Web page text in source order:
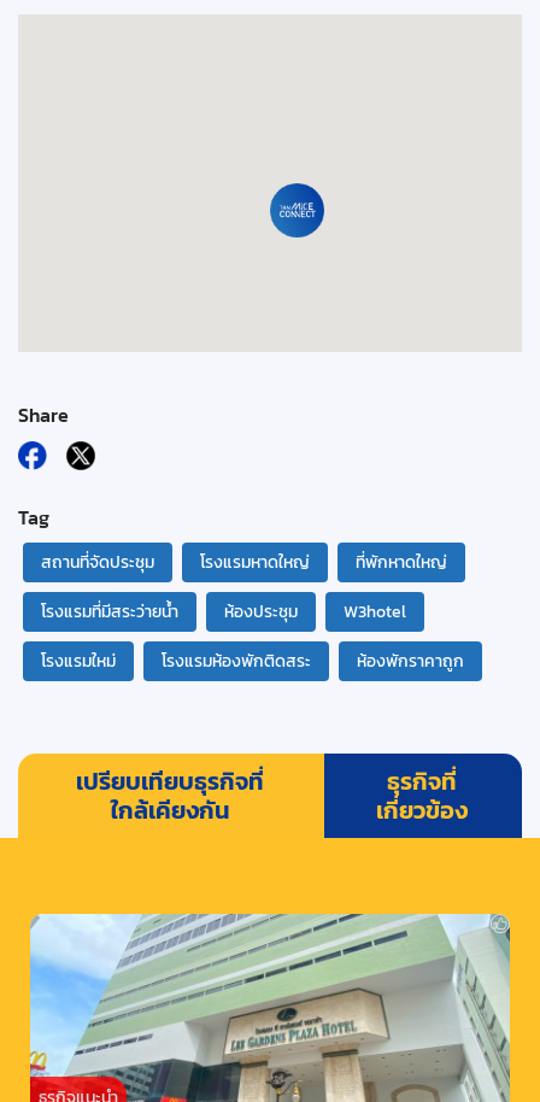
Share
Tag
สถานที่จัดประชุม โรงแรมหาดใหญ่
ที่พักหาดใหญ่
โรงแรมที่มีสระว่ายน้ำ
ห้องประชุม
W3hotel
โรงแรมใหม่
โรงแรมห้องพักติดสระ ห้องพักราคาถูก
เปรียบเทียบธุรกิจที่
ใกล้เคียงกัน
ธุรกิจที่
เกี่ยวข้อง